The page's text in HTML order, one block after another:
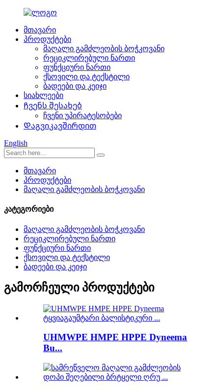
მთავარი
პროდუქტები
მაღალი გამძლეობის ბოჭკოვანი
რეციკლირებული ნართი
ფუნქციური ნართი
ქსოვილი და ტექსტილი
ბადეები და კეიჯი
სიახლეები
Ჩვენს შესახებ
ჩვენი უპირატესობები
Დაგვიკავშირდით
English
მთავარი
პროდუქტები
მაღალი გამძლეობის ბოჭკოვანი
კატეგორიები
მაღალი გამძლეობის ბოჭკოვანი
რეციკლირებული ნართი
ფუნქციური ნართი
ქსოვილი და ტექსტილი
ბადეები და კეიჯი
გამორჩეული პროდუქტები
UHMWPE HMPE HPPE Dyneema
Bu...